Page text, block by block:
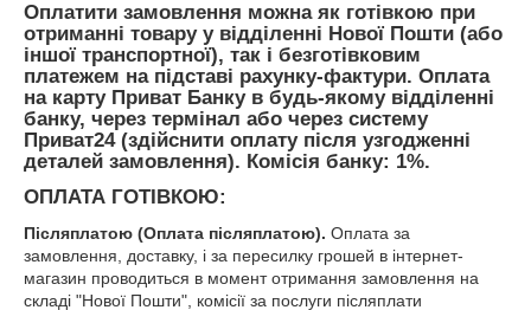
Оплатити замовлення можна як готівкою при
отриманні товару у відділенні Нової Пошти (або
іншої транспортної), так і безготівковим
платежем на підставі рахунку-фактури. Оплата
на карту Приват Банку в будь-якому відділенні
банку, через термінал або через систему
Приват24 (здійснити оплату після узгодженні
деталей замовлення). Комісія банку: 1%.
ОПЛАТА ГОТІВКОЮ:
Післяплатою (Оплата післяплатою). Оплата за
замовлення, доставку, і за пересилку грошей в інтернет-
магазин проводиться в момент отримання замовлення на
складі "Нової Пошти", комісії за послуги післяплати